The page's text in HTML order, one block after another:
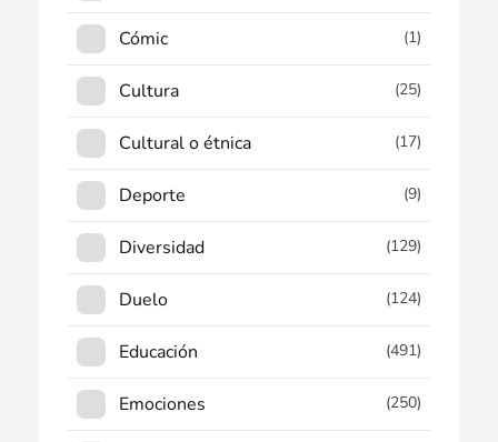
Cómic (1)
Cultura (25)
Cultural o étnica (17)
Deporte (9)
Diversidad (129)
Duelo (124)
Educación (491)
Emociones (250)